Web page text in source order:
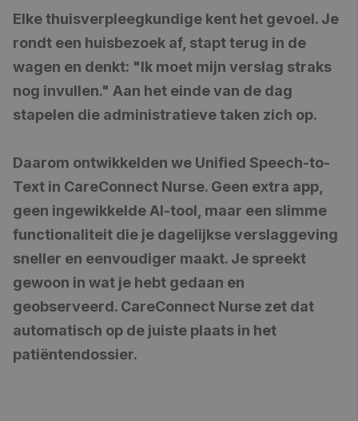
Elke thuisverpleegkundige kent het gevoel. Je
rondt een huisbezoek af, stapt terug in de
wagen en denkt: "Ik moet mijn verslag straks
nog invullen." Aan het einde van de dag
stapelen die administratieve taken zich op.
Daarom ontwikkelden we Unified Speech-to-
Text in CareConnect Nurse. Geen extra app,
geen ingewikkelde AI-tool, maar een slimme
functionaliteit die je dagelijkse verslaggeving
sneller en eenvoudiger maakt. Je spreekt
gewoon in wat je hebt gedaan en
geobserveerd. CareConnect Nurse zet dat
automatisch op de juiste plaats in het
patiëntendossier.